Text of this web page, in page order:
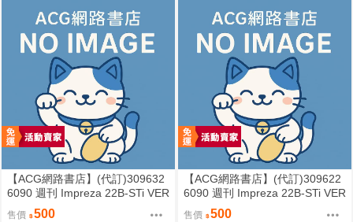
【ACG網路書店】(代訂)309632
6090 週刊 Impreza 22B-STi VER
SION をつくる (5)
售價 500
【ACG網路書店】(代訂)309622
6090 週刊 Impreza 22B-STi VER
SION をつくる (4)
售價 500